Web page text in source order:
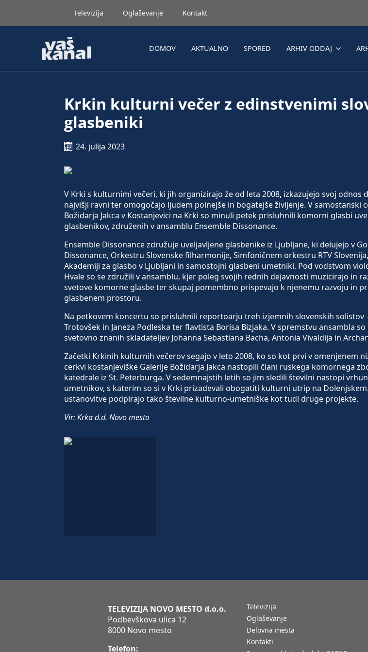
Televizija Oglaševanje Kontakt
DOMOV AKTUALNO SPORED ARHIV ODDAJ
Krkin kulturni večer z edinstvenimi
glasbeniki
24. julija 2023
V Krki s kulturnimi večeri, ki jih organizirajo že od leta 2008, izkazujejo svoj odnos
najvišji ravni ter omogočajo ljudem polnejše in bogatejše življenje. V samostanski
Božidarja Jakca v Kostanjevici na Krki so minuli petek prisluhnili komorni glasbi
glasbenikov, združenih v ansamblu Ensemble Dissonance.
Ensemble Dissonance združuje uveljavljene glasbenike iz Ljubljane, ki delujejo v
Dissonance, Orkestru Slovenske filharmonije, Simfoničnem orkestru RTV
Akademiji za glasbo v Ljubljani in samostojni glasbeni umetniki. Pod vodstvom
Hvale so se združili v ansamblu, kjer poleg svojih rednih dejavnosti muzicirajo in
svetove komorne glasbe ter skupaj pomembno prispevajo k njenemu razvoju in
glasbenem prostoru.
Na petkovem koncertu so prisluhnili reportoarju treh izjemnih slovenskih solistov
Trotovšek in Janeza Podleska ter flavtista Borisa Bizjaka. V spremstvu ansambla
svetovno znanih skladateljev Johanna Sebastiana Bacha, Antonia Vivaldija in
Začetki Krkinih kulturnih večerov segajo v leto 2008, ko so kot prvi v omenjenem
cerkvi kostanjeviške Galerije Božidarja Jakca nastopili člani ruskega komornega
katedrale iz St. Peterburga. V sedemnajstih letih so jim sledili številni nastopi
umetnikov, s katerim so si v Krki prizadevali obogatiti kulturni utrip na
ustanovitve podpirajo tako številne kulturno-umetniške kot tudi druge projekte.
Vir: Krka d.d. Novo mesto
TELEVIZIJA NOVO MESTO d.o.o.
Podbevškova ulica 12
8000 Novo mesto
Telefon:
Televizija
Oglaševanje
Delovna mesta
Kontakti